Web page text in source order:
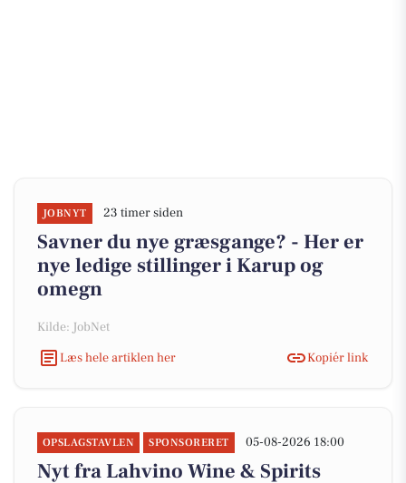
JOBNYT 23 timer siden
Savner du nye græsgange? - Her er
nye ledige stillinger i Karup og
omegn
Kilde: JobNet
Læs hele artiklen her
Kopiér link
OPSLAGSTAVLEN SPONSORERET 05-08-2026 18:00
Nyt fra Lahvino Wine & Spirits